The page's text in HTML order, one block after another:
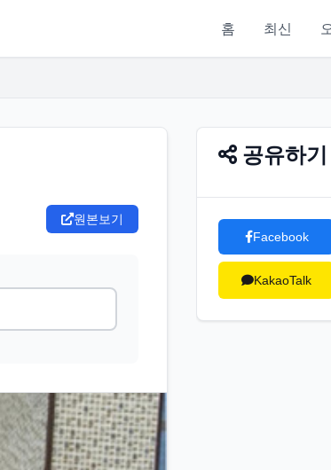
홈 최신
원본보기
공유하기
Facebook
KakaoTalk